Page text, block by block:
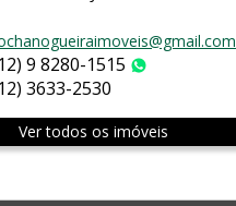
9 8280-1515
3633-2530
Ver todos os imóveis